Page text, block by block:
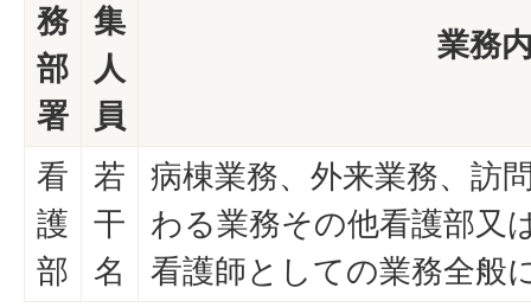
務
部
署
集
人
員
業務
看
護
部
若
干
名
病棟業務、外来業務、訪
わる業務その他看護部又
看護師としての業務全般